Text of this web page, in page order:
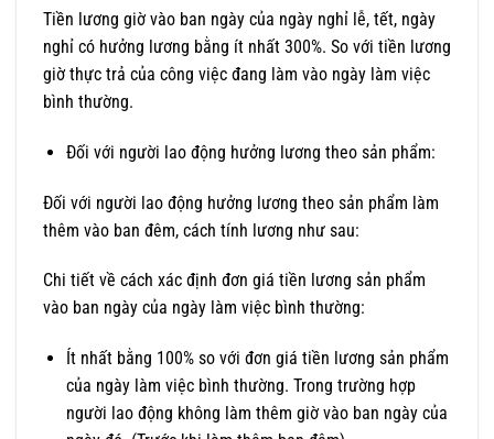
Tiền lương giờ vào ban ngày của ngày nghỉ lễ, tết, ngày
nghỉ có hưởng lương bằng ít nhất 300%. So với tiền lương
giờ thực trả của công việc đang làm vào ngày làm việc
bình thường.
Đối với người lao động hưởng lương theo sản phẩm:
Đối với người lao động hưởng lương theo sản phẩm làm
thêm vào ban đêm, cách tính lương như sau:
Chi tiết về cách xác định đơn giá tiền lương sản phẩm
vào ban ngày của ngày làm việc bình thường:
Ít nhất bằng 100% so với đơn giá tiền lương sản phẩm
của ngày làm việc bình thường. Trong trường hợp
người lao động không làm thêm giờ vào ban ngày của